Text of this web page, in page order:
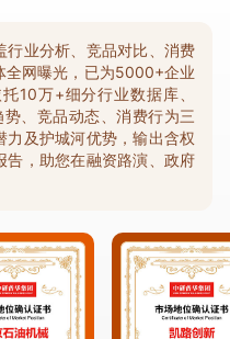
行业分析、竞品对比、消费
全网曝光，已为5000+企业
10万+细分行业数据库、
、竞品动态、消费行为三
力及护城河优势，输出含权
告，助您在融资路演、政府